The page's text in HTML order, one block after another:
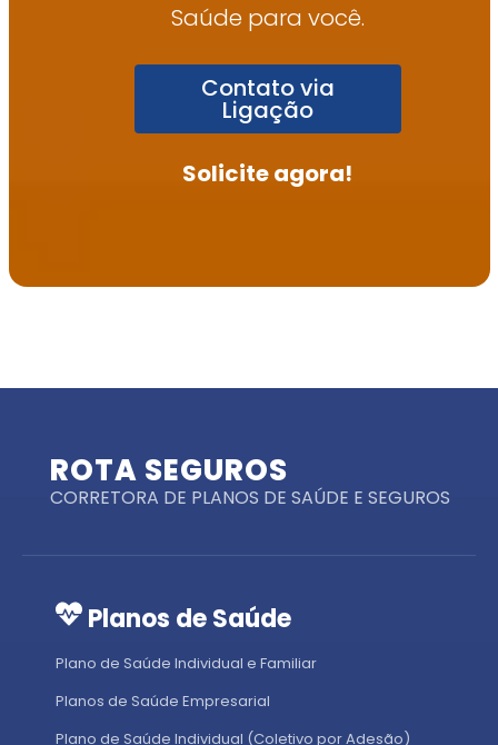
Saúde para você.
Contato via
Ligação
Solicite agora!
ROTA SEGUROS
CORRETORA DE PLANOS DE SAÚDE E SEGUROS
Planos de Saúde
Plano de Saúde Individual e Familiar
Planos de Saúde Empresarial
Plano de Saúde Individual (Coletivo por Adesão)